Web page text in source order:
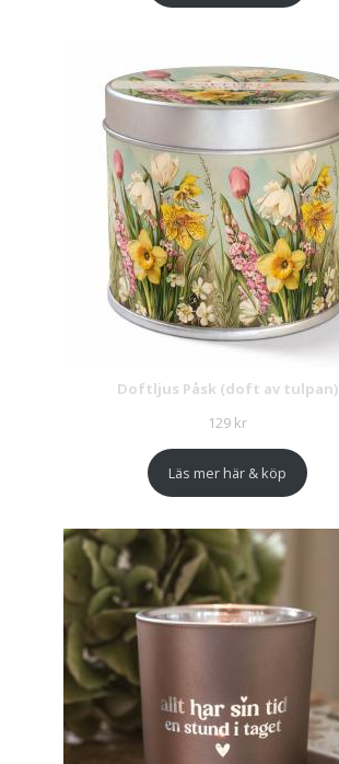
Doftljus Påsk (doft av tulpan)
129 kr
Läs mer här & köp